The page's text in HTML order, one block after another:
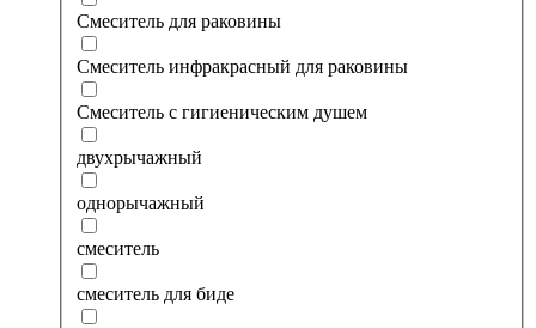
Смеситель для раковины
Смеситель инфракрасный для раковины
Смеситель с гигиеническим душем
двухрычажный
однорычажный
смеситель
смеситель для биде